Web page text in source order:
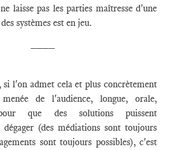
laisse pas les parties maîtresse d'une
systèmes est en jeu.
l'on admet cela et plus concrètement
de l'audience, longue, orale,
que des solutions puissent
dégager (des médiations sont toujours
sont toujours possibles), c'est